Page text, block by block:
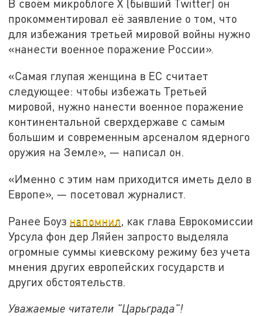
В своём микроблоге Х (бывший Twitter) он
прокомментировал её заявление о том, что
для избежания третьей мировой войны нужно
«нанести военное поражение России».
«Самая глупая женщина в ЕС считает
следующее: чтобы избежать Третьей
мировой, нужно нанести военное поражение
континентальной сверхдержаве с самым
большим и современным арсеналом ядерного
оружия на Земле», — написал он.
«Именно с этим нам приходится иметь дело в
Европе», — посетовал журналист.
Ранее Боуз напомнил , как глава Еврокомиссии
Урсула фон дер Ляйен запросто выделяла
огромные суммы киевскому режиму без учета
мнения других европейских государств и
других обстоятельств.
Уважаемые читатели "Царьграда"!